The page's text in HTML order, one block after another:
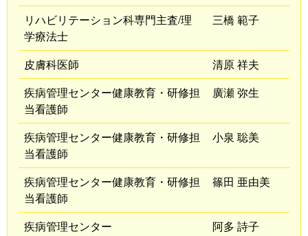
リハビリテーション科専門主査/理
学療法士
三橋 範子
皮膚科医師
清原 祥夫
疾病管理センター健康教育・研修担
当看護師
廣瀬 弥生
疾病管理センター健康教育・研修担
当看護師
小泉 聡美
疾病管理センター健康教育・研修担
当看護師
篠田 亜由美
疾病管理センター
阿多 詩子